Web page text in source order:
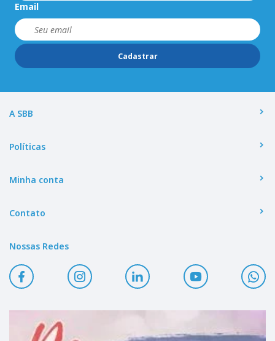
Email
Cadastrar
A SBB
Políticas
Minha conta
Contato
Nossas Redes